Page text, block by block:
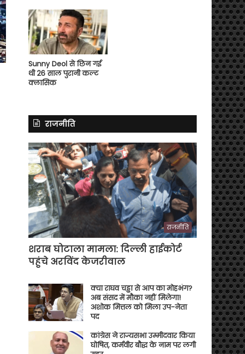
Sunny Deol से छिन गई
थी 26 साल पुरानी कल्ट
क्लासिक
राजनीति
राजनीति
शराब घोटाला मामला: दिल्ली हाईकोर्ट
पहुंचे अरविंद केजरीवाल
क्या राघव चड्ढा से आप का मोहभंग?
अब संसद में मौका नहीं मिलेगा!
अशोक मित्तल को मिला उप-नेता
पद
कांग्रेस ने राज्यसभा उम्मीदवार किया
घोषित, कर्मवीर बौद्ध के नाम पर लगी